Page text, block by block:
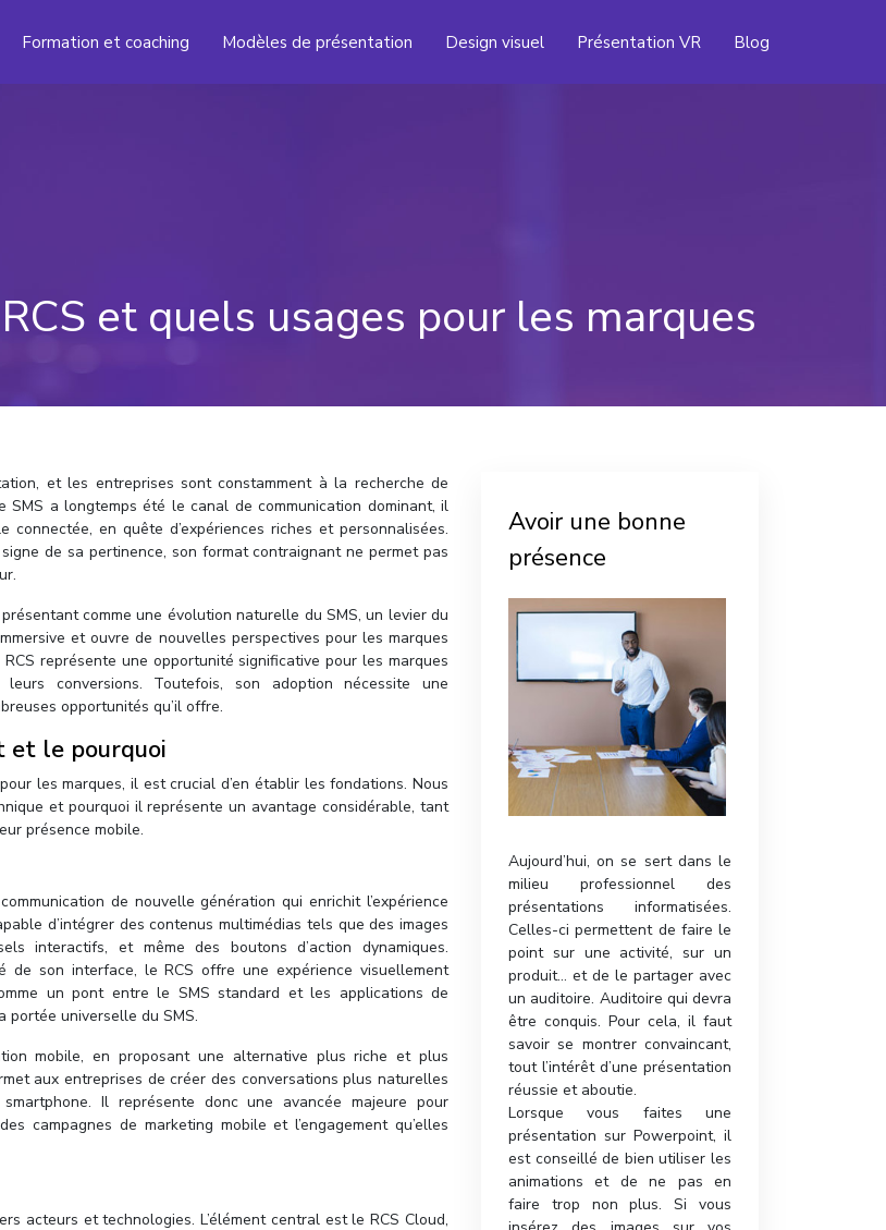
Formation et coaching Modèles de présentation Design visuel Présentation VR Blog
et quels usages pour les marques
et les entreprises sont constamment à la recherche de
a longtemps été le canal de communication dominant, il
en quête d’expériences riches et personnalisées.
de sa pertinence, son format contraignant ne permet pas
comme une évolution naturelle du SMS, un levier du
et ouvre de nouvelles perspectives pour les marques
représente une opportunité significative pour les marques
conversions. Toutefois, son adoption nécessite une
opportunités qu’il offre.
et le pourquoi
les marques, il est crucial d’en établir les fondations. Nous
et pourquoi il représente un avantage considérable, tant
présence mobile.
de nouvelle génération qui enrichit l’expérience
d’intégrer des contenus multimédias tels que des images
interactifs, et même des boutons d’action dynamiques.
de son interface, le RCS offre une expérience visuellement
un pont entre le SMS standard et les applications de
portée universelle du SMS.
mobile, en proposant une alternative plus riche et plus
aux entreprises de créer des conversations plus naturelles
Il représente donc une avancée majeure pour
campagnes de marketing mobile et l’engagement qu’elles
acteurs et technologies. L’élément central est le RCS Cloud,
Avoir une bonne
présence
Aujourd’hui, on se sert dans le
milieu professionnel des
présentations informatisées.
Celles-ci permettent de faire le
point sur une activité, sur un
produit… et de le partager avec
un auditoire. Auditoire qui devra
être conquis. Pour cela, il faut
savoir se montrer convaincant,
tout l’intérêt d’une présentation
réussie et aboutie.
Lorsque vous faites une
présentation sur Powerpoint, il
est conseillé de bien utiliser les
animations et de ne pas en
faire trop non plus. Si vous